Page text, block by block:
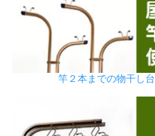
竿２本までの物干し